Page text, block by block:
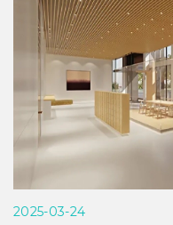
2025-03-24